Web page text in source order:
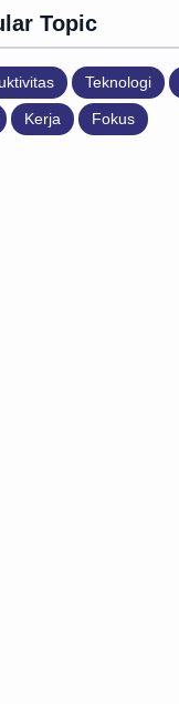
Topic
Teknologi
Kerja Fokus